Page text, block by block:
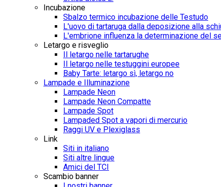
Incubazione
Sbalzo termico incubazione delle Testudo
L'uovo di tartaruga dalla deposizione alla
L'embrione influenza la determinazione del
Letargo e risveglio
Il letargo nelle tartarughe
Il letargo nelle testuggini europee
Baby Tarte: letargo sì, letargo no
Lampade e Illuminazione
Lampade Neon
Lampade Neon Compatte
Lampade Spot
Lampaded Spot a vapori di mercurio
Raggi UV e Plexiglass
Link
Siti in italiano
Siti altre lingue
Amici del TCI
Scambio banner